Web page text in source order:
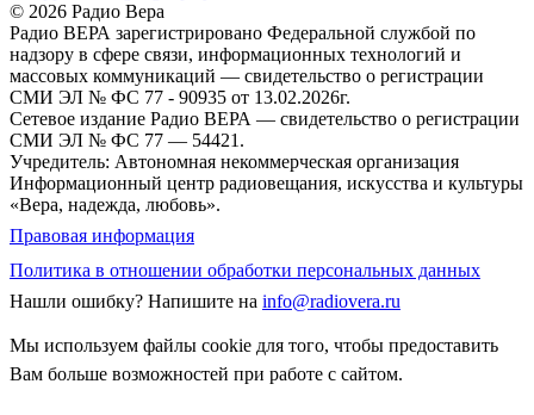
© 2026 Радио Вера
Радио ВЕРА зарегистрировано Федеральной службой по
надзору в сфере связи, информационных технологий и
массовых коммуникаций — свидетельство о регистрации
СМИ ЭЛ № ФС 77 - 90935 от 13.02.2026г.
Сетевое издание Радио ВЕРА — свидетельство о регистрации
СМИ ЭЛ № ФС 77 — 54421.
Учредитель: Автономная некоммерческая организация
Информационный центр радиовещания, искусства и культуры
«Вера, надежда, любовь».
Правовая информация
Политика в отношении обработки персональных данных
Нашли ошибку? Напишите на info@radiovera.ru
Мы используем файлы cookie для того, чтобы предоставить
Вам больше возможностей при работе с сайтом.